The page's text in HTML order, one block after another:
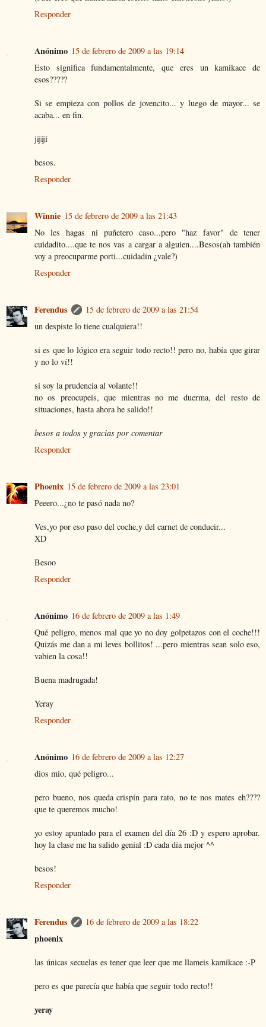
Responder
Anónimo 15 de febrero de 2009 a las 19:14
Esto significa fundamentalmente, que eres un kamikace de
esos?????
Si se empieza con pollos de jovencito... y luego de mayor... se
acaba... en fin.
jijiji
besos.
Responder
Winnie 15 de febrero de 2009 a las 21:43
No les hagas ni puñetero caso...pero "haz favor" de tener
cuidadito....que te nos vas a cargar a alguien....Besos(ah también
voy a preocuparme porti...cuidadin ¿vale?)
Responder
Ferendus
15 de febrero de 2009 a las 21:54
un despiste lo tiene cualquiera!!
si es que lo lógico era seguir todo recto!! pero no, había que girar
y no lo ví!!
si soy la prudencia al volante!!
no os preocupeis, que mientras no me duerma, del resto de
situaciones, hasta ahora he salido!!
besos a todos y gracias por comentar
Responder
Phoenix 15 de febrero de 2009 a las 23:01
Peeero...¿no te pasó nada no?
Ves,yo por eso paso del coche,y del carnet de conducir...
XD
Besoo
Responder
Anónimo 16 de febrero de 2009 a las 1:49
Qué peligro, menos mal que yo no doy golpetazos con el coche!!!
Quizás me dan a mi leves bollitos! ...pero mientras sean solo eso,
vabien la cosa!!
Buena madrugada!
Yeray
Responder
Anónimo 16 de febrero de 2009 a las 12:27
dios mio, qué peligro...
pero bueno, nos queda crispín para rato, no te nos mates eh????
que te queremos mucho!
yo estoy apuntado para el examen del día 26 :D y espero aprobar.
hoy la clase me ha salido genial :D cada día mejor ^^
besos!
Responder
Ferendus 16 de febrero de 2009 a las 18:22
phoenix
las únicas secuelas es tener que leer que me llameis kamikace :-P
pero es que parecía que había que seguir todo recto!!
yeray